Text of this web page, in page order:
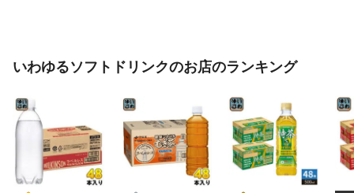
いわゆるソフトドリンクのお店のランキング